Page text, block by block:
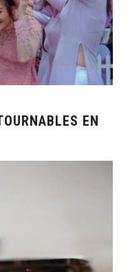
EN